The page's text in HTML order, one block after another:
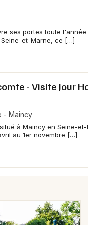
ses portes toute
et-Marne, ce […]
- Visite Jour
- Maincy
à Maincy en Seine-
au 1er novembre […]